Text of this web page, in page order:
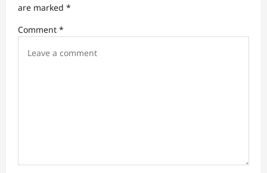
t
i
are marked *
Comment *